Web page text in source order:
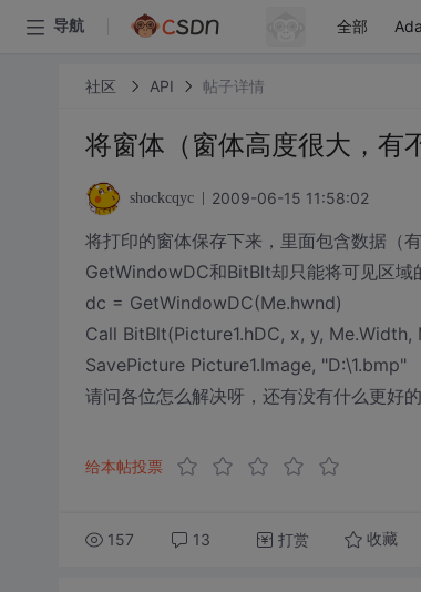
导航 全部
社区 API 帖子详情
将窗体（窗体高度很大，有
shockcqyc 2009-06-15 11:58:02
将打印的窗体保存下来，里面包含数据（
GetWindowDC和BitBlt却只能将可见区域
dc = GetWindowDC(Me.hwnd)
Call BitBlt(Picture1.hDC, x, y, Me.Width,
SavePicture Picture1.Image, "D:\1.bmp"
请问各位怎么解决呀，还有没有什么更好
给本帖投票
157 13 打赏 收藏